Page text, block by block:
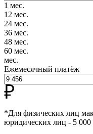
1 мес.
12 мес.
24 мес.
36 мес.
48 мес.
60 мес.
мес.
Ежемесячный платёж
*Для физических лиц
юридических лиц - 5 000